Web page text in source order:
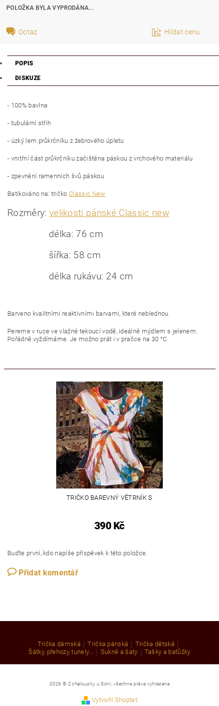
POLOŽKA BYLA VYPRODÁNA...
Dotaz Hlídat cenu
POPIS
DISKUZE
- 100% bavlna
- tubulární střih
- úzký lem průkrčníku z žebrového úpletu
- vnitřní část průkrčníku začištěna páskou z vrchového materiálu
- zpevnění ramenních švů páskou
Batikováno na: tričkoClassic New
Rozměry: velikosti pánské Classic new
délka: 76 cm
šířka: 58 cm
délka rukávu: 24 cm
Barveno kvalitními reaktivními barvami, které neblednou.
Pereme v ruce ve vlažné tekoucí vodě, ideálně mýdlem s jelenem.
Pořádně vyždímáme. Je možno prát i v pračce na 30 °C.
TRIČKO BAREVNÝ VĚTRNÍK S
390 Kč
Buďte první, kdo napíše příspěvek k této položce.
Přidat komentář
Trička dámská | Trička pánská | Trička dětská |
Šátky, přehozy, tunely... | Sukně a šaty | Tašky a baťůžky
2026 © Z chaloupky u Soni, všechna práva vyhrazena
Vytvořil Shoptet